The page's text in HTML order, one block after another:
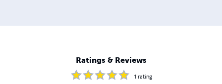
Ratings & Reviews
1 rating